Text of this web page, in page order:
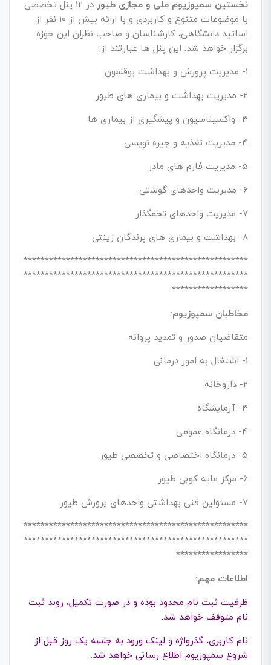
نخستین سمپوزیوم ملی و مجازی طیور
در 12 پنل تخصصی
با موضوعات متنوع و کاربردی و با ارائه بیش از 10 نفر از
اساتید دانشگاهی، کارشناسان و صاحب نظران این حوزه
برگزار خواهد شد. این پنل ها عبارتند از:
1- مدیریت پرورش و بهداشت بوقلمون
2- مدیریت بهداشت و بیماری های طیور
3- واکسیناسیون و پیشگیری از بیماری ها
4- مدیریت تغذیه و جیره نویسی
5- مدیریت فارم های مادر
6- مدیریت واحدهای گوشتی
7- مدیریت واحدهای تخمگذار
8- بهداشت و بیماری های پرندگان زینتی
*****************************************************
*****************************************************
******************
مخاطبان سمپوزیوم:
متقاضیان صدور و تمدید پروانه
1- اشتغال به امور درمانی
2- داروخانه
3- آزمایشگاه
4- درمانگاه عمومی
5- درمانگاه اختصاصی و تخصصی طیور
6- مرکز مایه کوبی طیور
7- مسئولین فنی بهداشتی واحدهای پرورش طیور
*****************************************************
*****************************************************
*****************
اطلاعات مهم:
ظرفیت ثبت نام محدود بوده و در صورت تکمیل، روند ثبت
نام متوقف خواهد شد.
نام کاربری، گذرواژه و لینک ورود به جلسه یک روز قبل از
شروع سمپوزیوم اطلاع رسانی خواهد شد.